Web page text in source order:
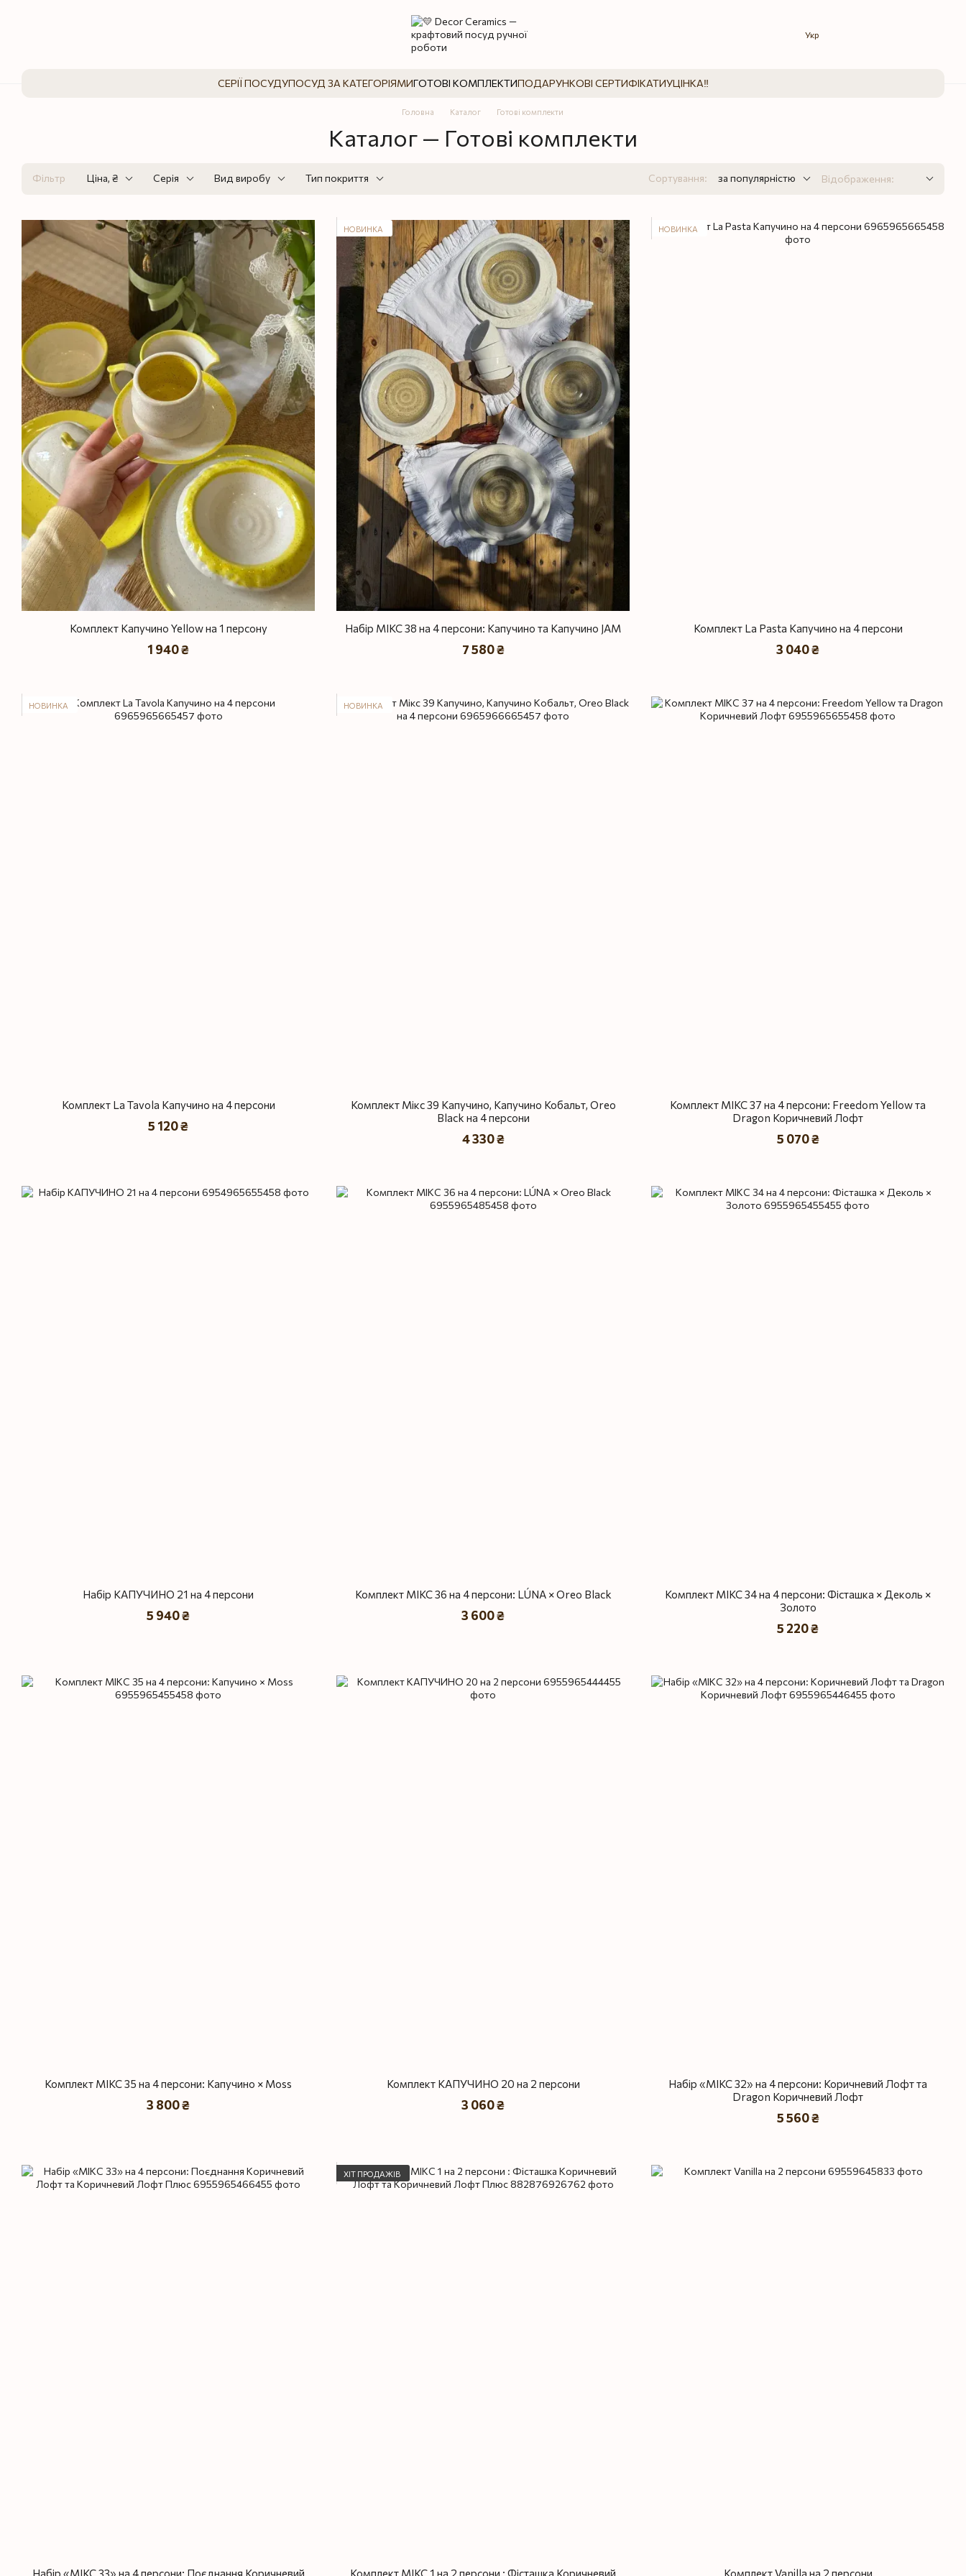
Укр
СЕРІЇ ПОСУДУПОСУД ЗА КАТЕГОРІЯМИГОТОВІ КОМПЛЕКТИПОДАРУНКОВІ СЕРТИФІКАТИУЦІНКА‼️
Головна Каталог Готові комплекти
Каталог — Готові комплекти
Фільтр Ціна, ₴ Серія Вид виробу Тип покриття Сортування: за популярністю Відображення:
Комплект Капучино Yellow на 1 персону
1 940 ₴
НОВИНКА
Набір МІКС 38 на 4 персони: Капучино та Капучино JAM
7 580 ₴
НОВИНКА
Комплект La Pasta Капучино на 4 персони
3 040 ₴
НОВИНКА
Комплект La Tavola Капучино на 4 персони
5 120 ₴
НОВИНКА
Комплект Мікс 39 Капучино, Капучино Кобальт, Oreo
Black на 4 персони
4 330 ₴
Комплект МІКС 37 на 4 персони: Freedom Yellow та
Dragon Коричневий Лофт
5 070 ₴
Набір КАПУЧИНО 21 на 4 персони
5 940 ₴
Комплект МІКС 36 на 4 персони: LÚNA × Oreo Black
3 600 ₴
Комплект МІКС 34 на 4 персони: Фісташка × Деколь ×
Золото
5 220 ₴
Комплект МІКС 35 на 4 персони: Капучино × Moss
3 800 ₴
Комплект КАПУЧИНО 20 на 2 персони
3 060 ₴
Набір «МІКС 32» на 4 персони: Коричневий Лофт та
Dragon Коричневий Лофт
5 560 ₴
Набір «МІКС 33» на 4 персони: Поєднання Коричневий
ХІТ ПРОДАЖІВ
Комплект МІКС 1 на 2 персони : Фісташка Коричневий Комплект Vanilla на 2 персони